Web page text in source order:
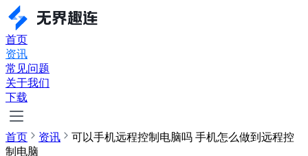
首页
资讯
常见问题
关于我们
下载
首页 资讯
可以手机远程控制电脑吗 手机怎么做到远程控
制电脑